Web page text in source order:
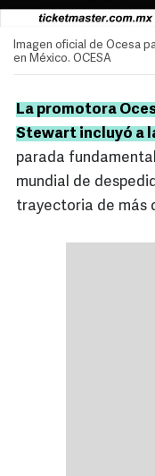
Imagen oficial de Ocesa
en México. OCESA
La promotora
Stewart incluyó a
parada
mundial de
trayectoria de más